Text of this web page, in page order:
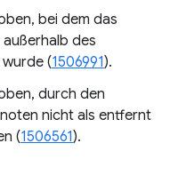
bei dem das
des
(1506991).
durch den
nicht als entfernt
(1506561).